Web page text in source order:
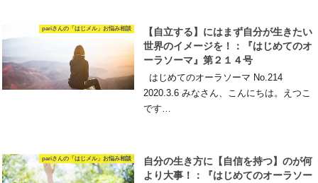
pariさんの「はじメル」お悩み相談
【自立する】にはまず自分が生きたい
世界のイメージを！：『はじめてのオ
ーラソーマ』第２１４号
はじめてのオーラソーマ No.214
2020.3.6 みなさん、こんにちは。えつこ
です…
pariさんの「はじメル」お悩み相談
自分の生き方に【自信を持つ】のが何
より大事！：『はじめてのオーラソー